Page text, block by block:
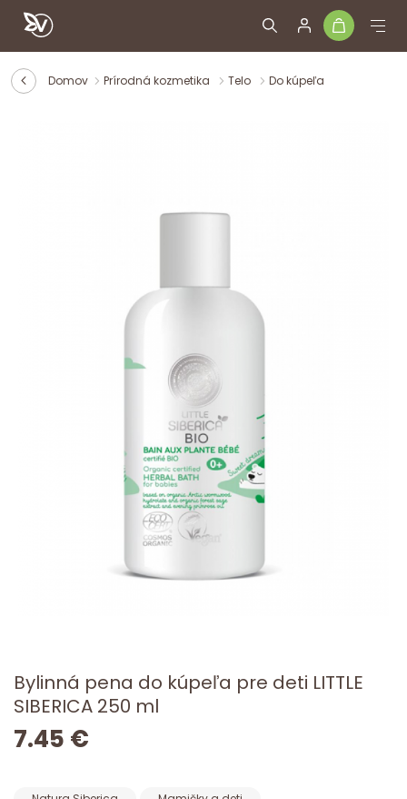
Domov Prírodná kozmetika Telo Do kúpeľa
Bylinná pena do kúpeľa pre deti LITTLE
SIBERICA 250 ml
7.45 €